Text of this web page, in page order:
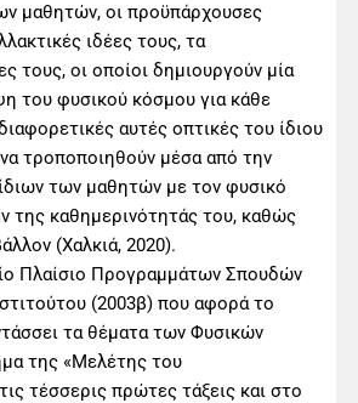
μαθητών, οι προϋπάρχουσες
ιδέες τους, τα
τους, οι οποίοι δημιουργούν μία
του φυσικού κόσμου για κάθε
αυτές οπτικές του ίδιου
τροποποιηθούν μέσα από την
των μαθητών με τον φυσικό
της καθημερινότητάς του, καθώς
(Χαλκιά, 2020).
Πλαίσιο Προγραμμάτων Σπουδών
(2003β) που αφορά το
τα θέματα των Φυσικών
της «Μελέτης του
τέσσερις πρώτες τάξεις και στο